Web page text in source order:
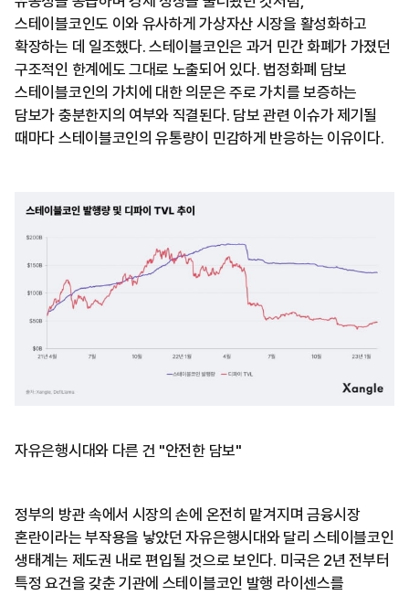
스테이블코인도 이와 유사하게 가상자산 시장을 활성화하고
확장하는 데 일조했다. 스테이블코인은 과거 민간 화폐가 가졌던
구조적인 한계에도 그대로 노출되어 있다. 법정화폐 담보
스테이블코인의 가치에 대한 의문은 주로 가치를 보증하는
담보가 충분한지의 여부와 직결된다. 담보 관련 이슈가 제기될
때마다 스테이블코인의 유통량이 민감하게 반응하는 이유이다.
자유은행시대와 다른 건 "안전한 담보"
정부의 방관 속에서 시장의 손에 온전히 맡겨지며 금융시장
혼란이라는 부작용을 낳았던 자유은행시대와 달리 스테이블코인
생태계는 제도권 내로 편입될 것으로 보인다. 미국은 2년 전부터
특정 요건을 갖춘 기관에 스테이블코인 발행 라이센스를